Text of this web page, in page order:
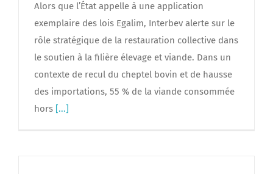
Alors que l’État appelle à une application
exemplaire des lois Egalim, Interbev alerte sur le
rôle stratégique de la restauration collective dans
le soutien à la filière élevage et viande. Dans un
contexte de recul du cheptel bovin et de hausse
des importations, 55 % de la viande consommée
hors [...]